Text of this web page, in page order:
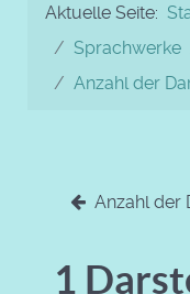
Aktuelle Seite:
Sprachwerke
Anzahl der
Anzahl der
1